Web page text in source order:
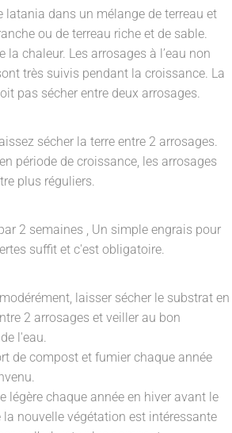
latania dans un mélange de terreau et
ou de terreau riche et de sable.
la chaleur. Les arrosages à l’eau non
très suivis pendant la croissance. La
pas sécher entre deux arrosages.
sécher la terre entre 2 arrosages.
période de croissance, les arrosages
plus réguliers.
2 semaines , Un simple engrais pour
suffit et c'est obligatoire.
laisser sécher le substrat en
2 arrosages et veiller au bon
l'eau.
de compost et fumier chaque année
légère chaque année en hiver avant le
la nouvelle végétation est intéressante